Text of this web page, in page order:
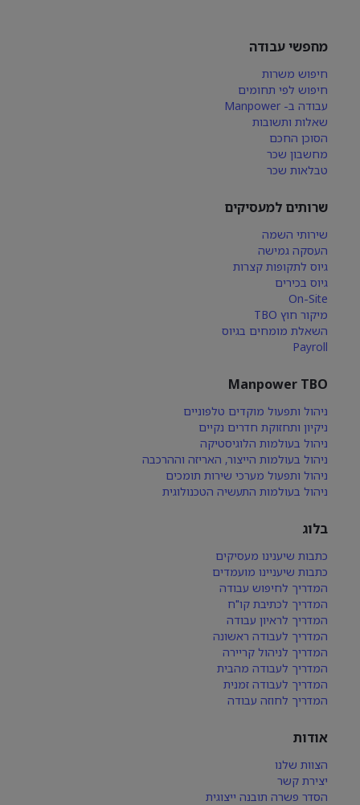
מחפשי עבודה
חיפוש משרות
חיפוש לפי תחומים
עבודה ב- Manpower
שאלות ותשובות
הסוכן החכם
מחשבון שכר
טבלאות שכר
שרותים למעסיקים
שירותי השמה
העסקה גמישה
גיוס לתקופות קצרות
גיוס בכירים
On-Site
מיקור חוץ TBO
השאלת מומחים בגיוס
Payroll
Manpower TBO
ניהול ותפעול מוקדים טלפוניים
ניקיון ותחזוקת חדרים נקיים
ניהול בעולמות הלוגיסטיקה
ניהול בעולמות הייצור, האריזה וההרכבה
ניהול ותפעול מערכי שירות תומכים
ניהול בעולמות התעשיה הטכנולוגית
בלוג
כתבות שיענינו מעסיקים
כתבות שיעניינו מועמדים
המדריך לחיפוש עבודה
המדריך לכתיבת קו"ח
המדריך לראיון עבודה
המדריך לעבודה ראשונה
המדריך לניהול קריירה
המדריך לעבודה מהבית
המדריך לעבודה זמנית
המדריך לחוזה עבודה
אודות
הצוות שלנו
יצירת קשר
הסדר פשרה תובנה ייצוגית